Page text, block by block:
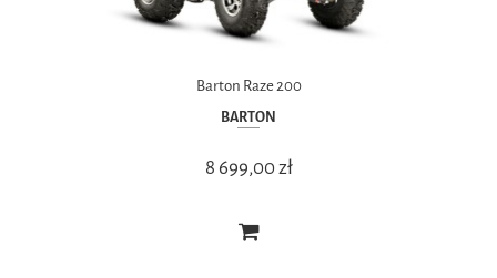
Barton Raze 200
BARTON
8 699,00 zł